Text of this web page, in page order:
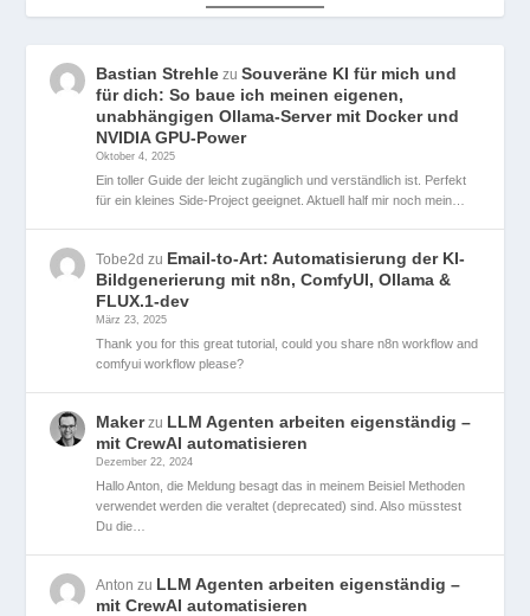
Bastian Strehle zuSouveräne KI für mich und
für dich: So baue ich meinen eigenen,
unabhängigen Ollama-Server mit Docker und
NVIDIA GPU-Power
Oktober 4, 2025
Ein toller Guide der leicht zugänglich und verständlich ist. Perfekt
für ein kleines Side-Project geeignet. Aktuell half mir noch mein…
Tobe2d zu Email-to-Art: Automatisierung der KI-
Bildgenerierung mit n8n, ComfyUI, Ollama &
FLUX.1-dev
März 23, 2025
Thank you for this great tutorial, could you share n8n workflow and
comfyui workflow please?
Makerzu LLM Agenten arbeiten eigenständig –
mit CrewAI automatisieren
Dezember 22, 2024
Hallo Anton, die Meldung besagt das in meinem Beisiel Methoden
verwendet werden die veraltet (deprecated) sind. Also müsstest
Du die…
Anton zu LLM Agenten arbeiten eigenständig –
mit CrewAI automatisieren